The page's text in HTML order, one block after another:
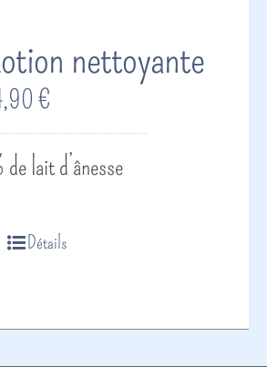
nettoyante
€
lait d’ânesse
Détails